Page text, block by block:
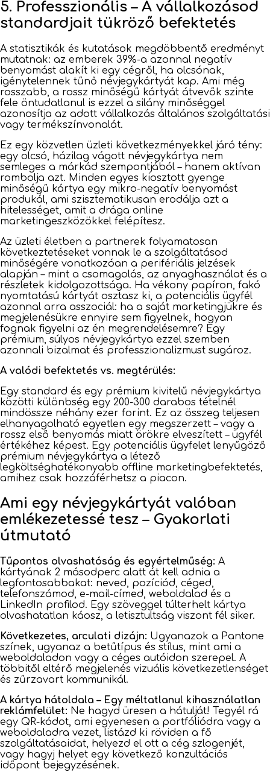
5. Professzionális – A vállalkozásod
standardjait tükröző befektetés
A statisztikák és kutatások megdöbbentő eredményt
mutatnak: az emberek 39%-a azonnal negatív
benyomást alakít ki egy cégről, ha olcsónak,
igénytelennek tűnő névjegykártyát kap. Ami még
rosszabb, a rossz minőségű kártyát átvevők szinte
fele öntudatlanul is ezzel a silány minőséggel
azonosítja az adott vállalkozás általános szolgáltatási
vagy termékszínvonalát.
Ez egy közvetlen üzleti következményekkel járó tény:
egy olcsó, házilag vágott névjegykártya nem
semleges a márkád szempontjából – hanem aktívan
rombolja azt. Minden egyes kiosztott gyenge
minőségű kártya egy mikro-negatív benyomást
produkál, ami szisztematikusan erodálja azt a
hitelességet, amit a drága online
marketingeszközökkel felépítesz.
Az üzleti életben a partnerek folyamatosan
következtetéseket vonnak le a szolgáltatásod
minőségére vonatkozóan a perifériális jelzések
alapján – mint a csomagolás, az anyaghasználat és a
részletek kidolgozottsága. Ha vékony papíron, fakó
nyomtatású kártyát osztasz ki, a potenciális ügyfél
azonnal arra asszociál: ha a saját marketingjükre és
megjelenésükre ennyire sem figyelnek, hogyan
fognak figyelni az én megrendelésemre? Egy
prémium, súlyos névjegykártya ezzel szemben
azonnali bizalmat és professzionalizmust sugároz.
A valódi befektetés vs. megtérülés:
Egy standard és egy prémium kivitelű névjegykártya
közötti különbség egy 200-300 darabos tételnél
mindössze néhány ezer forint. Ez az összeg teljesen
elhanyagolható egyetlen egy megszerzett – vagy a
rossz első benyomás miatt örökre elveszített – ügyfél
értékéhez képest. Egy potenciális ügyfelet lenyűgöző
prémium névjegykártya a létező
legköltséghatékonyabb offline marketingbefektetés,
amihez csak hozzáférhetsz a piacon.
Ami egy névjegykártyát valóban
emlékezetessé tesz – Gyakorlati
útmutató
Tűpontos olvashatóság és egyértelműség: A
kártyának 2 másodperc alatt át kell adnia a
legfontosabbakat: neved, pozíciód, céged,
telefonszámod, e-mail-címed, weboldalad és a
LinkedIn profilod. Egy szöveggel túlterhelt kártya
olvashatatlan káosz, a letisztultság viszont fél siker.
Következetes, arculati dizájn: Ugyanazok a Pantone
színek, ugyanaz a betűtípus és stílus, mint ami a
weboldaladon vagy a céges autóidon szerepel. A
többitől eltérő megjelenés vizuális következetlenséget
és zűrzavart kommunikál.
A kártya hátoldala – Egy méltatlanul kihasználatlan
reklámfelület: Ne hagyd üresen a hátulját! Tegyél rá
egy QR-kódot, ami egyenesen a portfóliódra vagy a
weboldaladra vezet, listázd ki röviden a fő
szolgáltatásaidat, helyezd el ott a cég szlogenjét,
vagy hagyj helyet egy következő konzultációs
időpont bejegyzésének.